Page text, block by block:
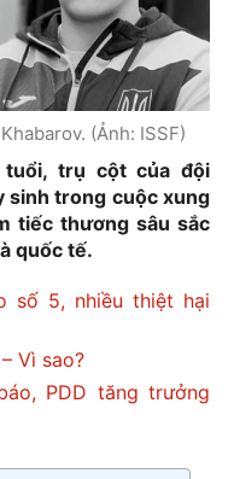
(Ảnh: ISSF)
tuổi, trụ cột của đội
sinh trong cuộc xung
tiếc thương sâu sắc
quốc tế.
số 5, nhiều thiệt hại
Vì sao?
PDD tăng trưởng